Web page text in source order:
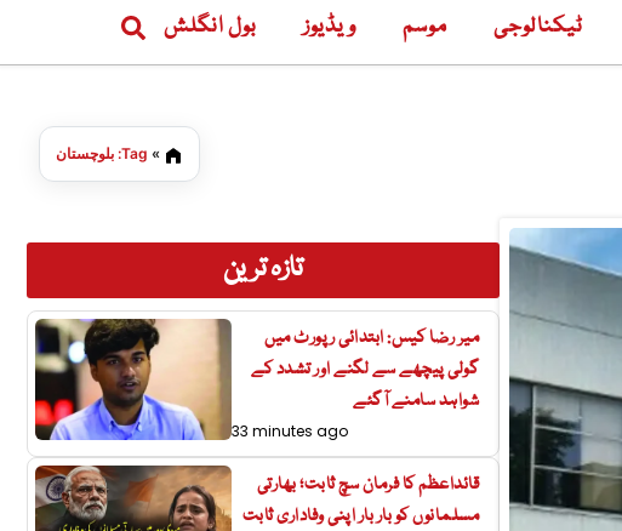
ٹیکنالوجی موسم ویڈیوز بول انگلش
» Tag: بلوچستان
تازہ ترین
میر رضا کیس: ابتدائی رپورٹ میں
گولی پیچھے سے لگنے اور تشدد کے
شواہد سامنے آگئے
33 minutes ago
قائداعظم کا فرمان سچ ثابت؛ بھارتی
مسلمانوں کو بار بار اپنی وفاداری ثابت